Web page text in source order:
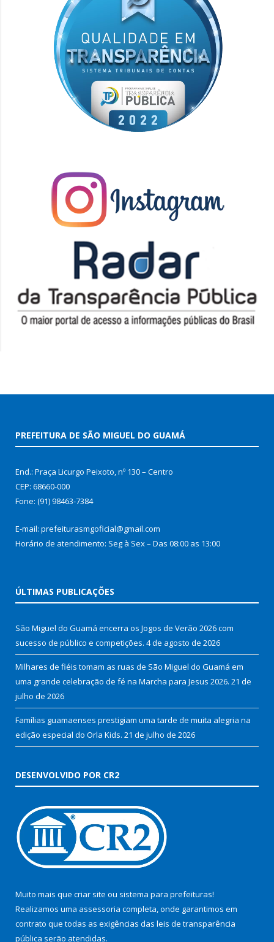
PREFEITURA DE SÃO MIGUEL DO GUAMÁ
End.: Praça Licurgo Peixoto, nº 130 – Centro
CEP: 68660-000
Fone: (91) 98463-7384
E-mail: prefeiturasmgoficial@gmail.com
Horário de atendimento: Seg à Sex – Das 08:00 as 13:00
ÚLTIMAS PUBLICAÇÕES
São Miguel do Guamá encerra os Jogos de Verão 2026 com
sucesso de público e competições. 4 de agosto de 2026
Milhares de fiéis tomam as ruas de São Miguel do Guamá em
uma grande celebração de fé na Marcha para Jesus 2026. 21 de
julho de 2026
Famílias guamaenses prestigiam uma tarde de muita alegria na
edição especial do Orla Kids. 21 de julho de 2026
DESENVOLVIDO POR CR2
Muito mais que criar site ou sistema para prefeituras!
Realizamos uma assessoria completa, onde garantimos em
contrato que todas as exigências das leis de transparência
pública serão atendidas.